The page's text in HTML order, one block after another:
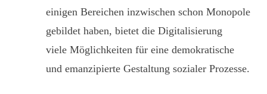
einigen Bereichen inzwischen schon Monopole
gebildet haben, bietet die Digitalisierung
viele Möglichkeiten für eine demokratische
und emanzipierte Gestaltung sozialer Prozesse.